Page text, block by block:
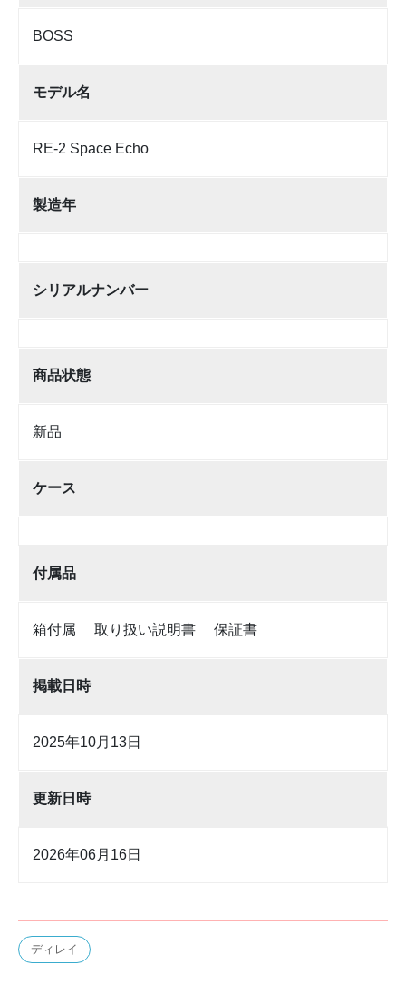
BOSS
モデル名
RE-2 Space Echo
製造年
シリアルナンバー
商品状態
新品
ケース
付属品
箱付属 取り扱い説明書 保証書
掲載日時
2025年10月13日
更新日時
2026年06月16日
ディレイ